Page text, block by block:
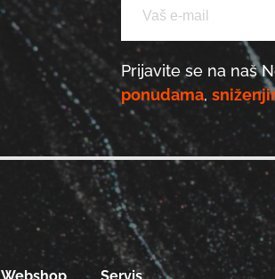
Prijavite se na naš
ponudama,